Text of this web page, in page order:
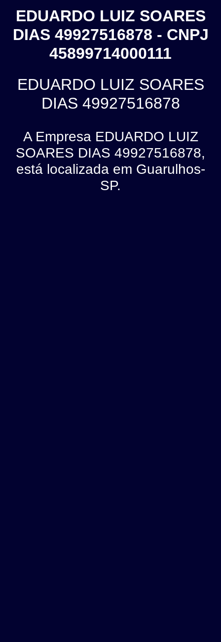
EDUARDO LUIZ SOARES
DIAS 49927516878 - CNPJ
45899714000111
EDUARDO LUIZ SOARES
DIAS 49927516878
A Empresa EDUARDO LUIZ
SOARES DIAS 49927516878,
está localizada em Guarulhos-
SP.